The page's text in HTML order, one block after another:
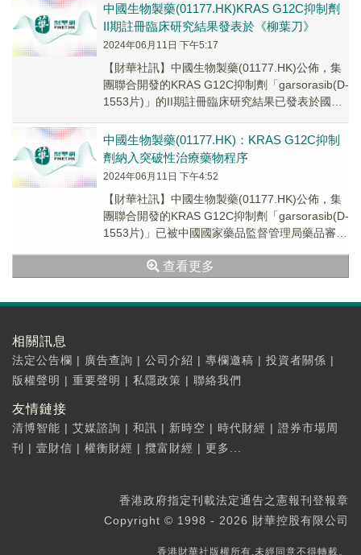
中國生物製藥(01177.HK)KRAS G12C抑制劑
II期註冊臨床研究結果發表於《柳葉刀》
2024年06月11日 下午5:17
【財華社訊】中國生物製藥(01177.HK)公佈，集
團聯合開發的KRAS G12C抑制劑「garsorasib(D-
1553片)」的II期註冊臨床研究結果已發表於國際
中國生物製藥(01177.HK)：KRAS G12C抑制
劑納入突破性治療藥物程序
2024年06月11日 下午4:52
【財華社訊】中國生物製藥(01177.HK)公佈，集
團聯合開發的KRAS G12C抑制劑「garsorasib(D-
1553片)」已被中國國家藥品監督管理局藥品審評
查看更多
相關訊息
法定公告欄 | 廣告查詢 | 公司介紹 | 專欄邀稿 | 投資者關係 |
版權聲明 | 重要聲明 | 私隱政策 | 聯絡我們
友情鏈接
清博智能 | 艾媒諮詢 | 和訊 | 新時空 | 時代財經 | 證券市場周
刊
| 壹財信 | 權衡財經 | 攬富財經 | 更多...
香港政府指定刊載法定通告之憲報刊登報章
Copyright © 1998 - 2026 財華控股有限公司
香港財華社版權所有,未經同意不得轉載。